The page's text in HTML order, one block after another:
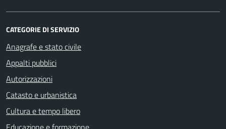
CATEGORIE DI SERVIZIO
Anagrafe e stato civile
Appalti pubblici
Autorizzazioni
Catasto e urbanistica
Cultura e tempo libero